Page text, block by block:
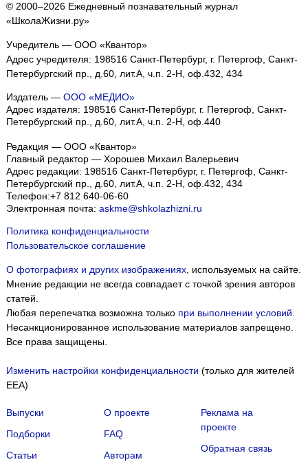
© 2000–2026 Ежедневный познавательный журнал
«ШколаЖизни.ру»
Учредитель — ООО «Квантор»
Адрес учредителя: 198516 Санкт-Петербург, г. Петергоф, Санкт-
Петербургский пр., д.60, лит.А, ч.п. 2-Н, оф.432, 434
Издатель — ООО «МЕДИО»
Адрес издателя: 198516 Санкт-Петербург, г. Петергоф, Санкт-
Петербургский пр., д.60, лит.А, ч.п. 2-Н, оф.440
Редакция — ООО «Квантор»
Главный редактор — Хорошев Михаил Валерьевич
Адрес редакции: 198516 Санкт-Петербург, г. Петергоф Санкт-
Петербургский пр., д.60, лит.А, ч.п. 2-Н, оф.432, 434
Телефон:+7 812 640-06-60
Электронная почта: askme@shkolazhizni.ru
Политика конфиденциальности
Пользовательское соглашение
О фотографиях и других изображениях, используемых на сайте.
Мнение редакции не всегда совпадает с точкой зрения авторов
статей.
Любая перепечатка возможна только при выполнении условий
Несанкционированное использование материалов запрещено.
Все права защищены.
Изменить настройки конфиденциальности (только для жителей
EEA)
Выпуски
Подборки
Статьи
О проекте
FAQ
Авторам
Реклама на
проекте
Обратная связь